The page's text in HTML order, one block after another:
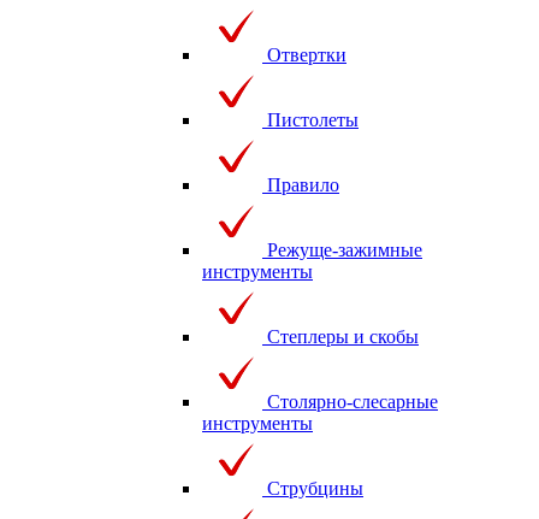
Отвертки
Пистолеты
Правило
Режуще-зажимные
инструменты
Степлеры и скобы
Столярно-слесарные
инструменты
Струбцины